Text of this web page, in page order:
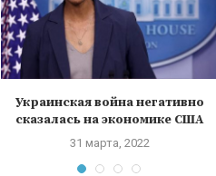
Украинская война негативно
сказалась на экономике США
31 марта, 2022